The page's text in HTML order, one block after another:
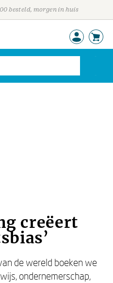
besteld, morgen in huis
creëert
de wereld boeken we
ondernemerschap,